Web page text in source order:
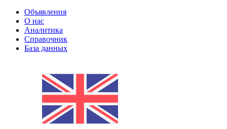
Объявления
О нас
Аналитика
Справочник
База данных